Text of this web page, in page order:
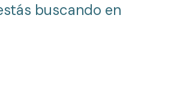
buscando en